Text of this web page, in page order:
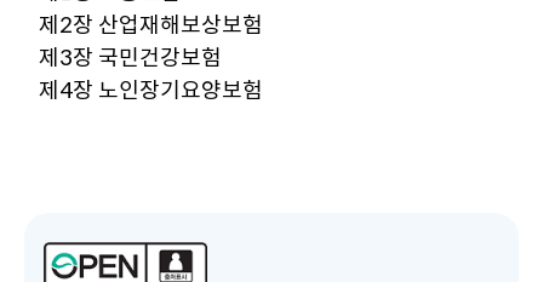
제2장 산업재해보상보험
제3장 국민건강보험
제4장 노인장기요양보험